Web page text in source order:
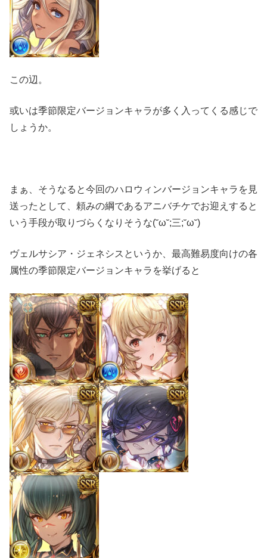
この辺。
或いは季節限定バージョンキャラが多く入ってくる感じで
しょうか。
まぁ、そうなると今回のハロウィンバージョンキャラを見
送ったとして、頼みの綱であるアニバチケでお迎えすると
いう手段が取りづらくなりそうな(˘ω˘;三;˘ω˘)
ヴェルサシア・ジェネシスというか、最高難易度向けの各
属性の季節限定バージョンキャラを挙げると